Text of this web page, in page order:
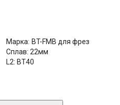
Марка: BT-FMB для фрез
Сплав: 22мм
L2: BT40